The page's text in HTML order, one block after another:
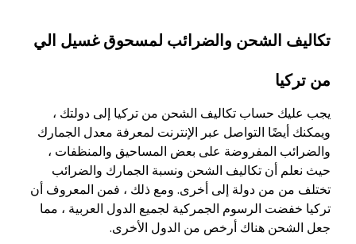
تكاليف الشحن والضرائب لمسحوق غسيل الي
من تركيا
يجب عليك حساب تكاليف الشحن من تركيا إلى دولتك ،
ويمكنك أيضًا التواصل عبر الإنترنت لمعرفة معدل الجمارك
والضرائب المفروضة على بعض المساحيق والمنظفات ،
حيث نعلم أن تكاليف الشحن ونسبة الجمارك والضرائب
تختلف من من دولة إلى أخرى. ومع ذلك ، فمن المعروف أن
تركيا خفضت الرسوم الجمركية لجميع الدول العربية ، مما
جعل الشحن هناك أرخص من الدول الأخرى.